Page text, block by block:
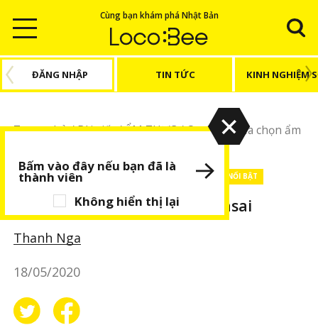
Cùng bạn khám phá Nhật Bản
ĐĂNG NHẬP TIN TỨC KINH NGHIỆM
Trang chủ/Bài viết/ẨM THỰC/Osaka /3 lựa chọn ẩm
ẨM THỰC Osaka Địa điểm khác BÀI VIẾT NỔI BẬT
3 lựa chọn ẩm thực vùng Kansai
Thanh Nga
18/05/2020
Không hiển thị lại
Bấm vào đây nếu bạn đã là
thành viên